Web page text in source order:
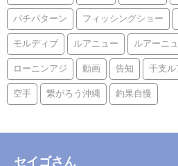
バチパターン フィッシングショー
モルディブ ルアニュー ルアーニ
ローニンアジ 動画 告知 干支ル
空手 繋がろう沖縄 釣果自慢
セイゴさん